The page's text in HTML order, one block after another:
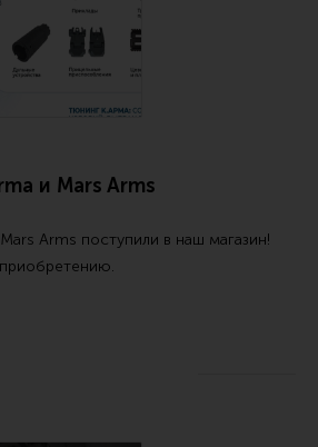
и Mars Arms
Mars Arms поступили в наш магазин!